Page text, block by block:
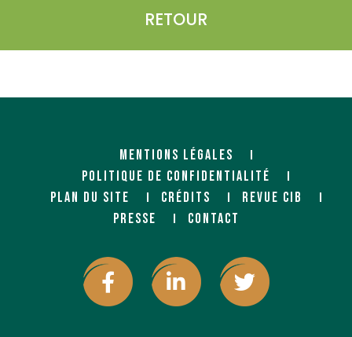
RETOUR
MENTIONS LÉGALES
POLITIQUE DE CONFIDENTIALITÉ
PLAN DU SITE
CRÉDITS
REVUE CIB
PRESSE
CONTACT